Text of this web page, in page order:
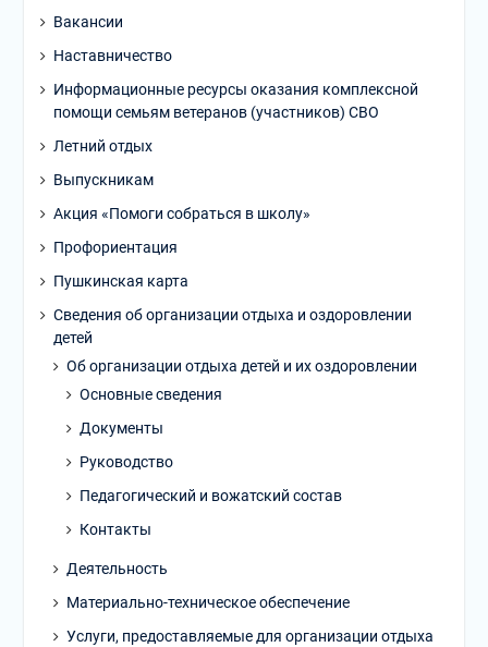
Вакансии
Наставничество
Информационные ресурсы оказания комплексной
помощи семьям ветеранов (участников) СВО
Летний отдых
Выпускникам
Акция «Помоги собраться в школу»
Профориентация
Пушкинская карта
Сведения об организации отдыха и оздоровлении
детей
Об организации отдыха детей и их оздоровлении
Основные сведения
Документы
Руководство
Педагогический и вожатский состав
Контакты
Деятельность
Материально-техническое обеспечение
Услуги, предоставляемые для организации отдыха